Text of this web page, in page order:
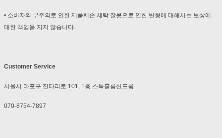
• 소비자의 부주의로 인한 제품훼손 세탁 잘못으로 인한 변형에 대해서는 보상에
대한 책임을 지지 않습니다.
Customer Service
서울시 마포구 잔다리로 101, 1층 스톡홀름신드롬
070-8754-7897